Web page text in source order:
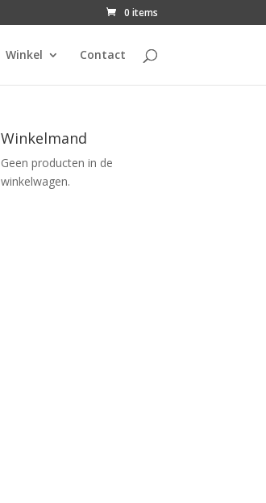
0 items
Winkel Contact
Winkelmand
Geen producten in de
winkelwagen.